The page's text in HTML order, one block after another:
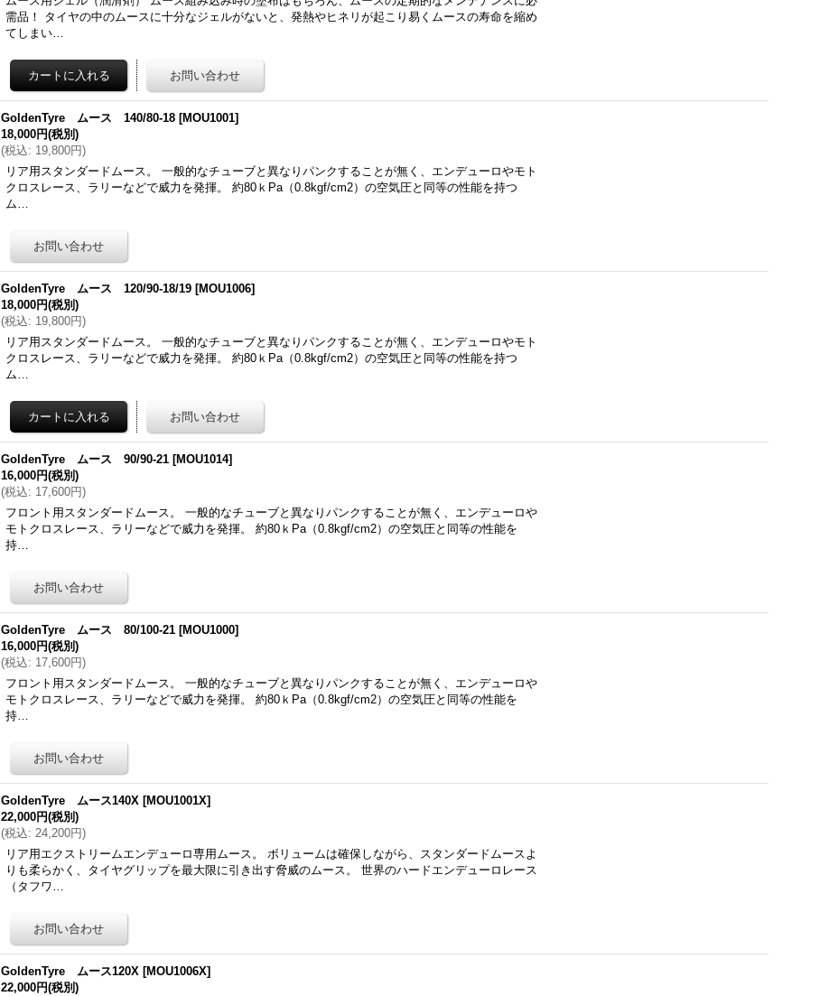
需品！ タイヤの中のムースに十分なジェルがないと、発熱やヒネリが起こり易くムースの寿命を縮め
てしまい…
GoldenTyre ムース 140/80-18 [MOU1001]
18,000円(税別)
(税込: 19,800円)
リア用スタンダードムース。 一般的なチューブと異なりパンクすることが無く、エンデューロやモト
クロスレース、ラリーなどで威力を発揮。 約80ｋPa（0.8kgf/cm2）の空気圧と同等の性能を持つ
ム…
GoldenTyre ムース 120/90-18/19 [MOU1006]
18,000円(税別)
(税込: 19,800円)
リア用スタンダードムース。 一般的なチューブと異なりパンクすることが無く、エンデューロやモト
クロスレース、ラリーなどで威力を発揮。 約80ｋPa（0.8kgf/cm2）の空気圧と同等の性能を持つ
ム…
GoldenTyre ムース 90/90-21 [MOU1014]
16,000円(税別)
(税込: 17,600円)
フロント用スタンダードムース。 一般的なチューブと異なりパンクすることが無く、エンデューロや
モトクロスレース、ラリーなどで威力を発揮。 約80ｋPa（0.8kgf/cm2）の空気圧と同等の性能を
持…
GoldenTyre ムース 80/100-21 [MOU1000]
16,000円(税別)
(税込: 17,600円)
フロント用スタンダードムース。 一般的なチューブと異なりパンクすることが無く、エンデューロや
モトクロスレース、ラリーなどで威力を発揮。 約80ｋPa（0.8kgf/cm2）の空気圧と同等の性能を
持…
GoldenTyre ムース140X [MOU1001X]
22,000円(税別)
(税込: 24,200円)
リア用エクストリームエンデューロ専用ムース。 ボリュームは確保しながら、スタンダードムースよ
りも柔らかく、タイヤグリップを最大限に引き出す脅威のムース。 世界のハードエンデューロレース
（タフワ…
GoldenTyre ムース120X [MOU1006X]
22,000円(税別)